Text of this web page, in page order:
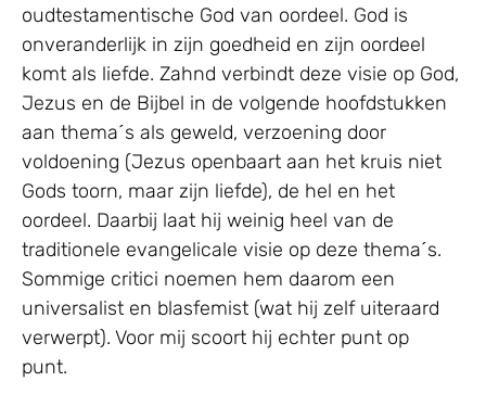
oudtestamentische God van oordeel. God is
onveranderlijk in zijn goedheid en zijn oordeel
komt als liefde. Zahnd verbindt deze visie op God,
Jezus en de Bijbel in de volgende hoofdstukken
aan thema´s als geweld, verzoening door
voldoening (Jezus openbaart aan het kruis niet
Gods toorn, maar zijn liefde), de hel en het
oordeel. Daarbij laat hij weinig heel van de
traditionele evangelicale visie op deze thema´s.
Sommige critici noemen hem daarom een
universalist en blasfemist (wat hij zelf uiteraard
verwerpt). Voor mij scoort hij echter punt op
punt.